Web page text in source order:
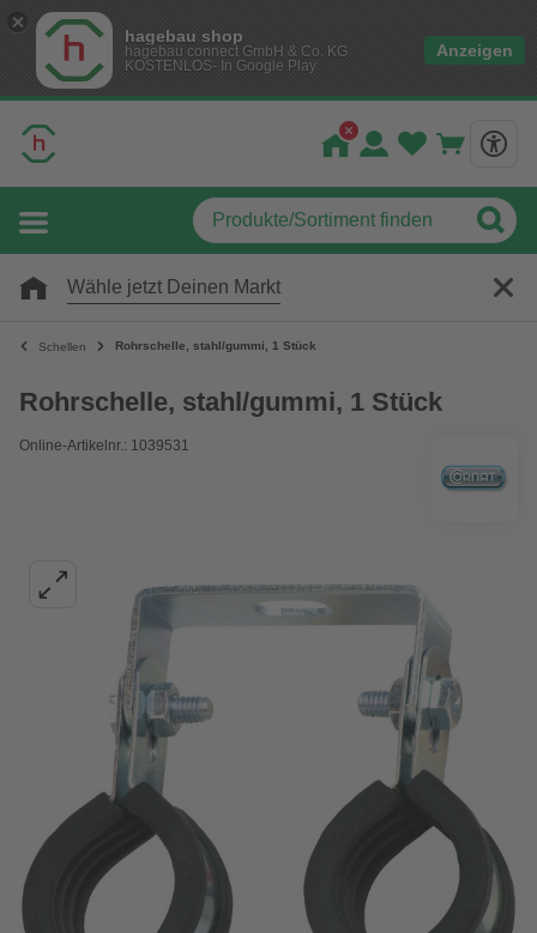
hagebau shop
hagebau connect GmbH & Co. KG
KOSTENLOS- In Google Play
Anzeigen
Wähle jetzt Deinen Markt
Schellen Rohrschelle, stahl/gummi, 1 Stück
Rohrschelle, stahl/gummi, 1 Stück
Online-Artikelnr.: 1039531